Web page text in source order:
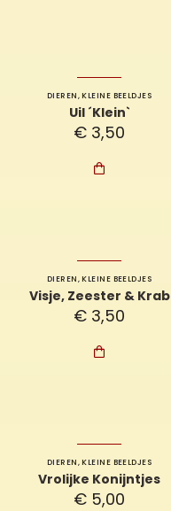
DIEREN,KLEINE BEELDJES
Uil ´Klein`
€ 3,50

DIEREN,KLEINE BEELDJES
Visje, Zeester & Krab
€ 3,50

DIEREN,KLEINE BEELDJES
Vrolijke Konijntjes
€ 5,00